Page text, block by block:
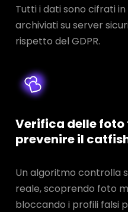
Tutti i dati sono cifrati
archiviati su server
rispetto del GDPR.
Verifica delle
prevenire il
Un algoritmo controlla
reale, scoprendo foto
bloccando i profili falsi